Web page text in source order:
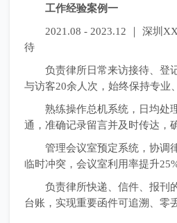
工作经验案例一
2021.08 - 2023.12 ｜ 深圳
待
负责律所日常来访接待、登
与访客20余人次，始终保持专业
熟练操作总机系统，日均处
通，准确记录留言并及时传达，
管理会议室预定系统，协调
临时冲突，会议室利用率提升25%
负责律所快递、信件、报刊
台账，实现重要函件可追溯、零